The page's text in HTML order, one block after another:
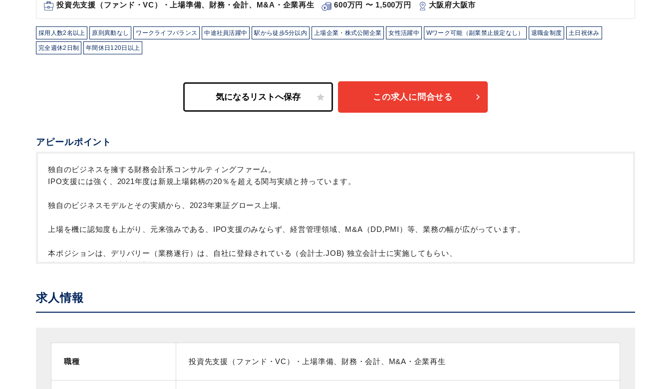
投資先支援（ファンド・VC）・上場準備、財務・会計、M&A・企業再生 600万円 〜 1,500万円 大阪府大阪市
採用人数2名以上 原則異動なし ワークライフバランス 中途社員活躍中 駅から徒歩5分以内 上場企業・株式公開企業 女性活躍中 Wワーク可能（副業禁止規定なし） 退職金制度 土日祝休み
完全週休2日制 年間休日120日以上
この求人に問合せる
アピールポイント
独自のビジネスを擁する財務会計系コンサルティングファーム。
IPO支援には強く、2021年度は新規上場銘柄の20％を超える関与実績と持っています。
独自のビジネスモデルとその実績から、2023年東証グロース上場。
上場を機に認知度も上がり、元来強みである、IPO支援のみならず、経営管理領域、M&A（DD,PMI）等、業務の幅が広がっています。
本ポジションは、デリバリー（業務遂行）は、自社に登録されている（会計士.JOB) 独立会計士に実施してもらい、
働き方もフルフレックス、本ファームと業務内容が被らない副業はOKです（監査・税務・社外取締役等）
求人情報
職種 投資先支援（ファンド・VC）・上場準備、財務・会計、M&A・企業再生